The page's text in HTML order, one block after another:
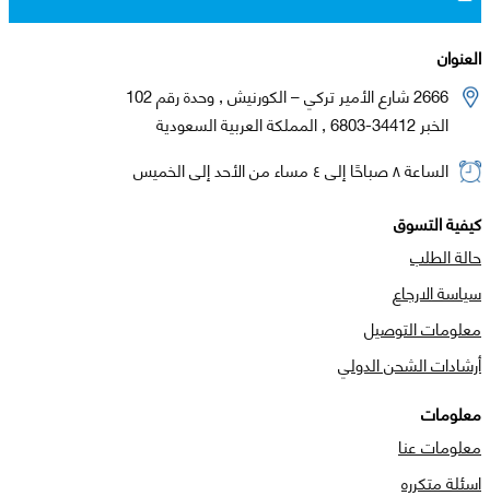
العنوان
2666 شارع الأمير تركي – الكورنيش , وحدة رقم 102
الخبر 34412-6803 , المملكة العربية السعودية
الساعة ٨ صباحًا إلى ٤ مساء من الأحد إلى الخميس
كيفية التسوق
حالة الطلب
سياسة الارجاع
معلومات التوصيل
أرشادات الشحن الدولي
معلومات
معلومات عنا
اسئلة متكرره